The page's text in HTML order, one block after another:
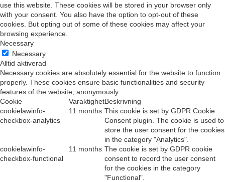
use this website. These cookies will be stored in your browser only
with your consent. You also have the option to opt-out of these
cookies. But opting out of some of these cookies may affect your
browsing experience.
Necessary
Necessary
Alltid aktiverad
Necessary cookies are absolutely essential for the website to function
properly. These cookies ensure basic functionalities and security
features of the website, anonymously.
Cookie
VaraktighetBeskrivning
cookielawinfo-
checkbox-analytics
11 months This cookie is set by GDPR Cookie
Consent plugin. The cookie is used to
store the user consent for the cookies
in the category "Analytics".
cookielawinfo-
checkbox-functional
11 months The cookie is set by GDPR cookie
consent to record the user consent
for the cookies in the category
"Functional".